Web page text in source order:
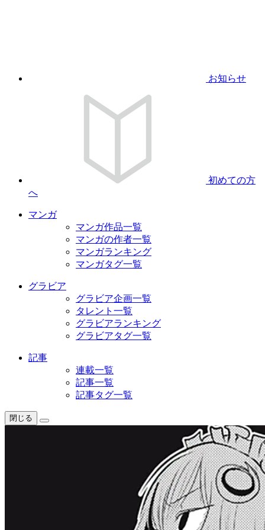
お知らせ
初めての方
へ
マンガ
マンガ作品一覧
マンガの作者一覧
マンガランキング
マンガタグ一覧
グラビア
グラビア企画一覧
タレント一覧
グラビアランキング
グラビアタグ一覧
記事
連載一覧
記事一覧
記事タグ一覧
閉じる